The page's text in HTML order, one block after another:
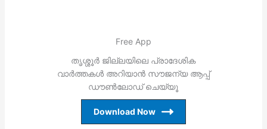
Free App
തൃശ്ശൂര്‍ ജില്ലയിലെ പ്രാദേശിക
വാര്‍ത്തകള്‍ അറിയാന്‍ സൗജന്യ ആപ്പ്
ഡൗണ്‍ലോഡ് ചെയ്യൂ
Download Now